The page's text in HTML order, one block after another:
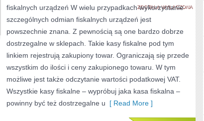
BHP
KRAKÓW
ZOSTAŁA WYŁĄCZONA
fiskalnych urządzeń W wielu przypadkach wykorzystanie
szczególnych odmian fiskalnych urządzeń jest
powszechnie znana. Z pewnością są one bardzo dobrze
dostrzegalne w sklepach. Takie kasy fiskalne pod tym
linkiem rejestrują zakupiony towar. Ograniczają się przede
wszystkim do ilości i ceny zakupionego towaru. W tym
możliwe jest także odczytanie wartości podatkowej VAT.
Wszystkie kasy fiskalne – wypróbuj jaka kasa fiskalna –
powinny być też dostrzegalne u [ Read More ]